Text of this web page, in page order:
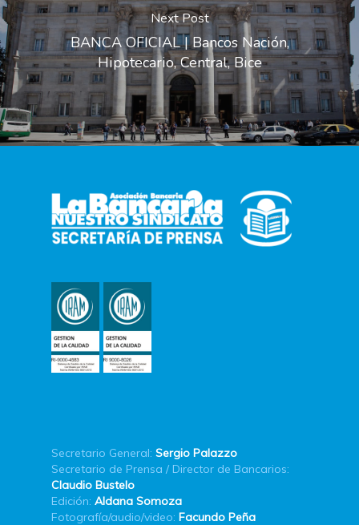
Next Post
BANCA OFICIAL | Bancos Nación,
Hipotecario, Central, Bice
Secretario General: Sergio Palazzo
Secretario de Prensa / Director de Bancarios:
Claudio Bustelo
Edición: Aldana Somoza
Fotografía/audio/video: Facundo Peña